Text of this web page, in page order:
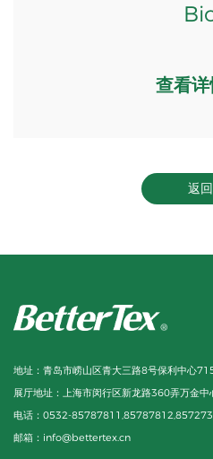
查看
返回
地址： 青岛市崂山区青大三路8号保利中心
展厅地址：
上海市闵行区新龙路360弄万金
电话： 0532-
邮箱： info@bettertex.cn